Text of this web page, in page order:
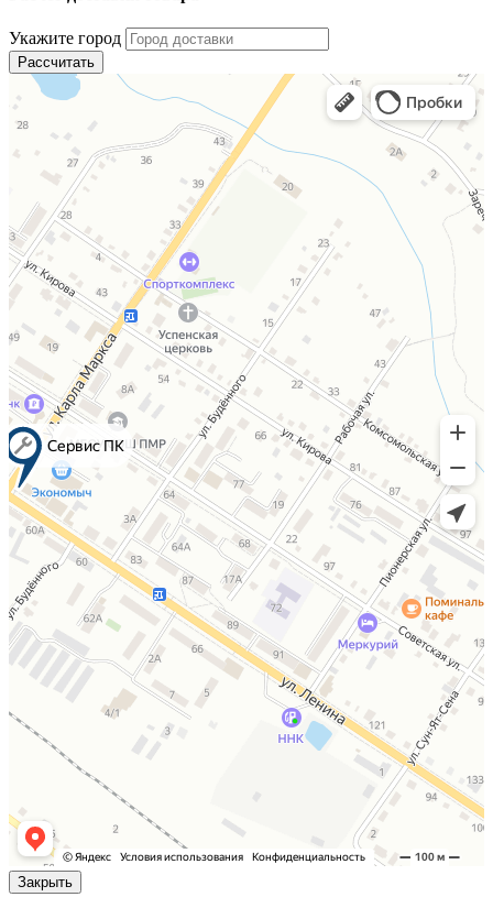
Укажите город
Рассчитать
Закрыть